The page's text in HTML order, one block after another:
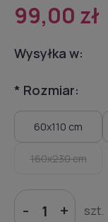
99,00 zł
Wysyłka w:
* Rozmiar:
60x110 cm
160x230 cm
- + szt.